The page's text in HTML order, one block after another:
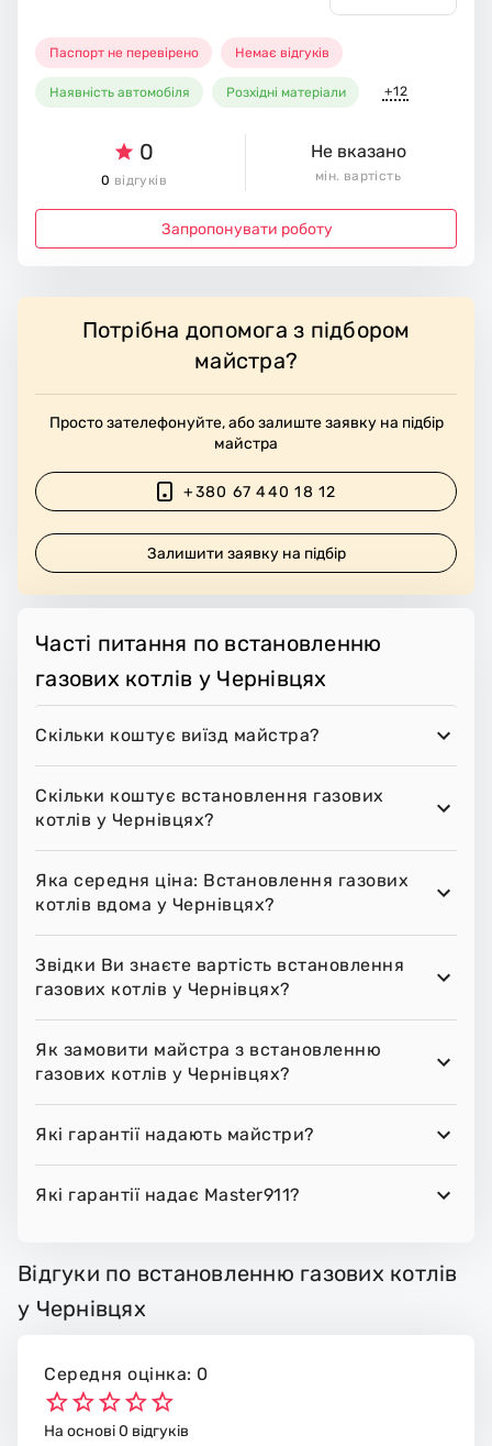
Паспорт не перевірено Немає відгуків
Наявність автомобіля Розхідні матеріали +12
0
0 відгуків
Не вказано
мін. вартість
Запропонувати роботу
Потрібна допомога з підбором
майстра?
Просто зателефонуйте, або залиште заявку на підбір
майстра
+380 67 440 18 12
Залишити заявку на підбір
Часті питання по встановленню
газових котлів у Чернівцях
Скільки коштує виїзд майстра?
Скільки коштує встановлення газових
котлів у Чернівцях?
Яка середня ціна: Встановлення газових
котлів вдома у Чернівцях?
Звідки Ви знаєте вартість встановлення
газових котлів у Чернівцях?
Як замовити майстра з встановленню
газових котлів у Чернівцях?
Які гарантії надають майстри?
Які гарантії надає Master911?
Відгуки по встановленню газових котлів
у Чернівцях
Середня оцінка: 0
На основі 0 відгуків